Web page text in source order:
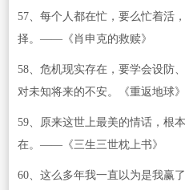
57、每个人都在忙，要么忙着活
择。——《肖申克的救赎》
58、危机现实存在，要学会设防
对未知将来的不安。《重返地球》
59、原来这世上最美的情话，根
在。——《三生三世枕上书》
60、这么多年我一直以为是我赢